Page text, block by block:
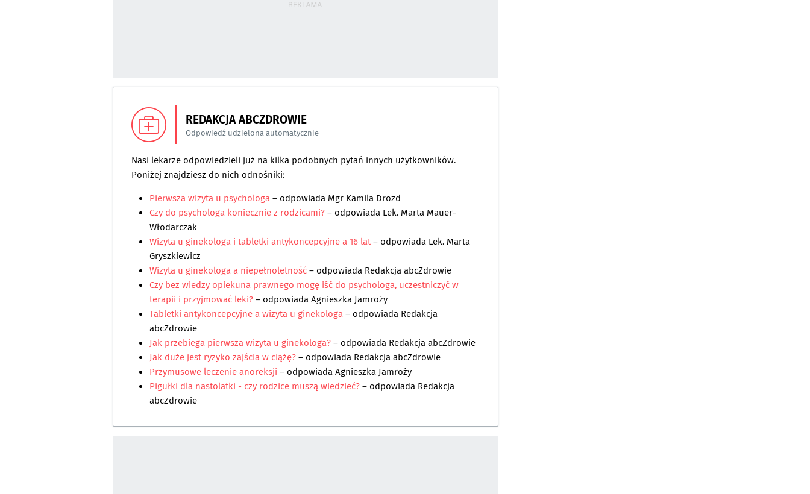
REDAKCJA ABCZDROWIE
Odpowiedź udzielona automatycznie
Nasi lekarze odpowiedzieli już na kilka podobnych pytań innych użytkowników.
Poniżej znajdziesz do nich odnośniki:
Pierwsza wizyta u psychologa– odpowiada Mgr Kamila Drozd
Czy do psychologa koniecznie z rodzicami?– odpowiada Lek. Marta Mauer-
Włodarczak
Wizyta u ginekologa i tabletki antykoncepcyjne a 16 lat– odpowiada Lek. Marta
Gryszkiewicz
Wizyta u ginekologa a niepełnoletność– odpowiada Redakcja abcZdrowie
Czy bez wiedzy opiekuna prawnego mogę iść do psychologa, uczestniczyć w
terapii i przyjmować leki?– odpowiadaAgnieszka Jamroży
Tabletki antykoncepcyjne a wizyta u ginekologa– odpowiada Redakcja
abcZdrowie
Jak przebiega pierwsza wizyta u ginekologa?– odpowiada Redakcja abcZdrowie
Jak duże jest ryzyko zajścia w ciążę?– odpowiada Redakcja abcZdrowie
Przymusowe leczenie anoreksji – odpowiadaAgnieszka Jamroży
Pigułki dla nastolatki - czy rodzice muszą wiedzieć?– odpowiada Redakcja
abcZdrowie